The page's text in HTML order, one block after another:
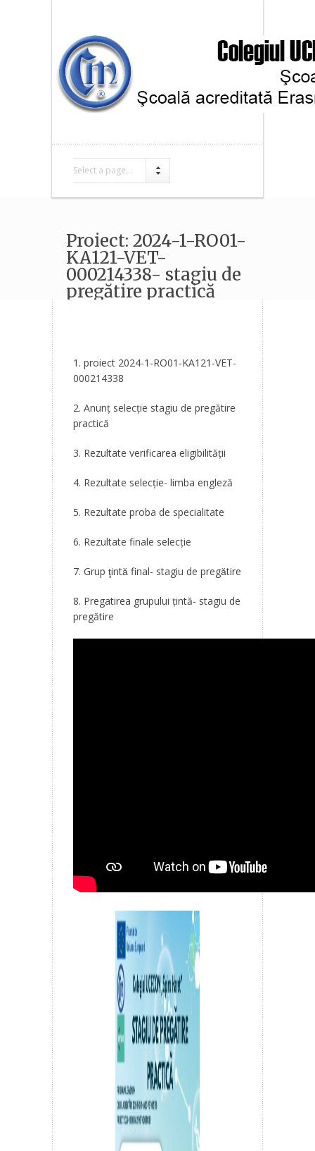
Select a page...
Proiect: 2024-1-RO01-
KA121-VET-
000214338- stagiu de
pregătire practică
1. proiect 2024-1-RO01-KA121-VET-
000214338
2. Anunț selecție stagiu de pregătire
practică
3. Rezultate verificarea eligibilităţii
4. Rezultate selecţie- limba engleză
5. Rezultate proba de specialitate
6. Rezultate finale selecţie
7. Grup ţintă final- stagiu de pregătire
8. Pregatirea grupului ţintă- stagiu de
pregătire